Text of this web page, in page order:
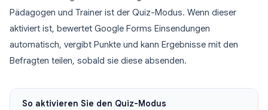
Pädagogen und Trainer ist der Quiz-Modus. Wenn dieser
aktiviert ist, bewertet Google Forms Einsendungen
automatisch, vergibt Punkte und kann Ergebnisse mit den
Befragten teilen, sobald sie diese absenden.
So aktivieren Sie den Quiz-Modus